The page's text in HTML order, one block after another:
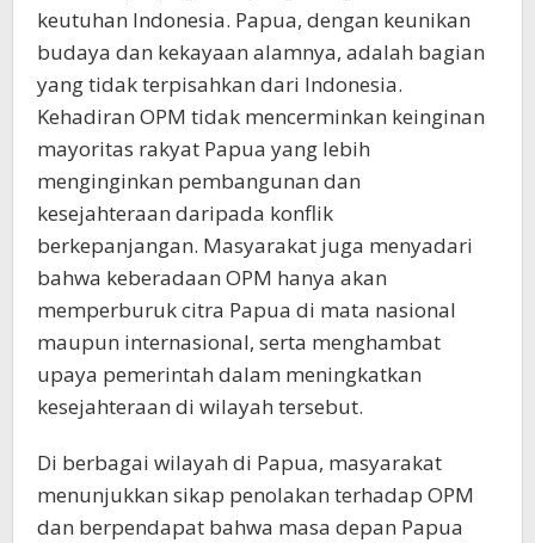
keutuhan Indonesia. Papua, dengan keunikan
budaya dan kekayaan alamnya, adalah bagian
yang tidak terpisahkan dari Indonesia.
Kehadiran OPM tidak mencerminkan keinginan
mayoritas rakyat Papua yang lebih
menginginkan pembangunan dan
kesejahteraan daripada konflik
berkepanjangan. Masyarakat juga menyadari
bahwa keberadaan OPM hanya akan
memperburuk citra Papua di mata nasional
maupun internasional, serta menghambat
upaya pemerintah dalam meningkatkan
kesejahteraan di wilayah tersebut.
Di berbagai wilayah di Papua, masyarakat
menunjukkan sikap penolakan terhadap OPM
dan berpendapat bahwa masa depan Papua